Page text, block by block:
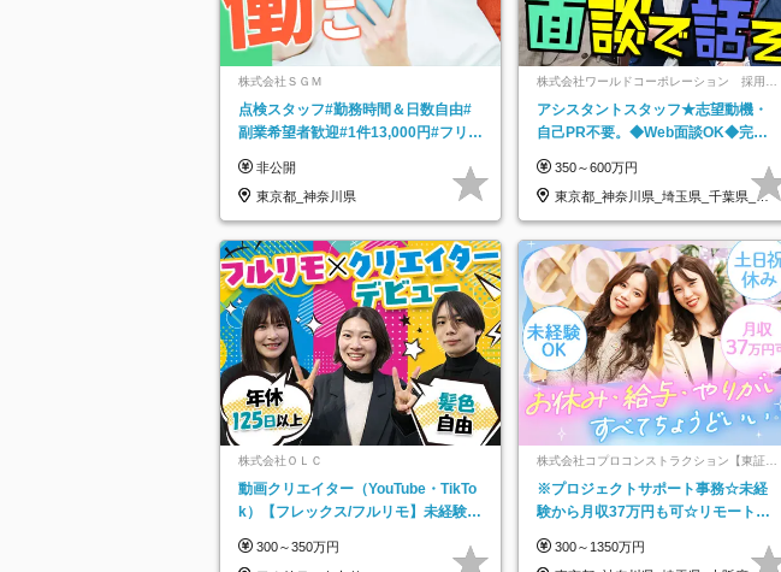
株式会社ＳＧＭ
点検スタッフ#勤務時間＆日数自由#
副業希望者歓迎#1件13,000円#フリー
非公開
東京都_神奈川県
株式会社ワールドコーポレーション 採用事
アシスタントスタッフ★志望動機・
自己PR不要。◆Web面談OK◆完全
350～600万円
東京都_神奈川県_埼玉県_千葉県_大
阪府…
株式会社ＯＬＣ
動画クリエイター（YouTube・TikTo
k）【フレックス/フルリモ】未経験O
300～350万円
株式会社コプロコンストラクション【東証プ
ライム上場コプロ・ホールディングス子会
社】
※プロジェクトサポート事務☆未経
験から月収37万円も可☆リモート研
b
300～1350万円